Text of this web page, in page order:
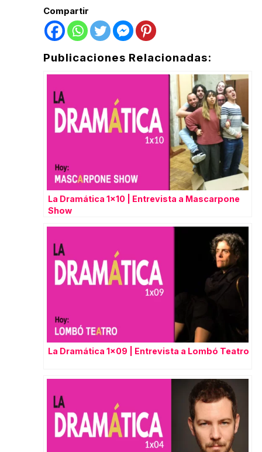
Compartir
Publicaciones Relacionadas:
La Dramática 1×10 | Entrevista a Mascarpone
Show
La Dramática 1×09 | Entrevista a Lombó Teatro